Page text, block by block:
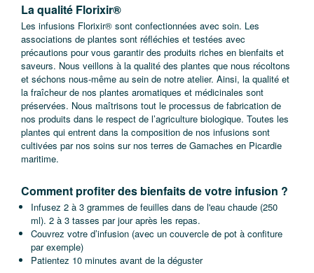
La qualité Florixir®
Les infusions Florixir® sont confectionnées avec soin. Les
associations de plantes sont réfléchies et testées avec
précautions pour vous garantir des produits riches en bienfaits et
saveurs. Nous veillons à la qualité des plantes que nous récoltons
et séchons nous-même au sein de notre atelier. Ainsi, la qualité et
la fraîcheur de nos plantes aromatiques et médicinales sont
préservées. Nous maîtrisons tout le processus de fabrication de
nos produits dans le respect de l’agriculture biologique. Toutes les
plantes qui entrent dans la composition de nos infusions sont
cultivées par nos soins sur nos terres de Gamaches en Picardie
maritime.
Comment profiter des bienfaits de votre infusion ?
Infusez 2 à 3 grammes de feuilles dans de l'eau chaude (250
ml). 2 à 3 tasses par jour après les repas.
Couvrez votre d’infusion (avec un couvercle de pot à confiture
par exemple)
Patientez 10 minutes avant de la déguster